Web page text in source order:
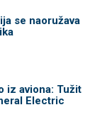
se naoružava
iz aviona: Tužit
Electric